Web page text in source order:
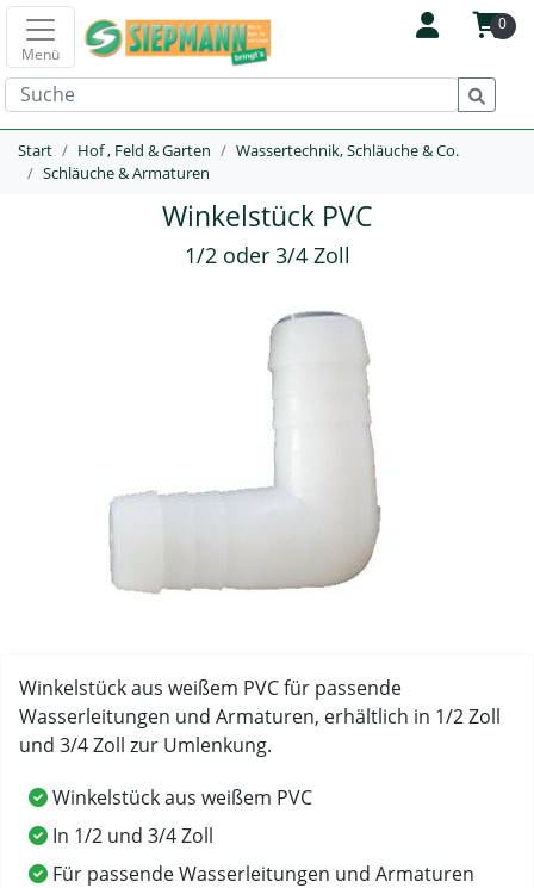
0
Menü
Start Hof , Feld & Garten
Wassertechnik, Schläuche & Co.
Schläuche & Armaturen
Winkelstück PVC
1/2 oder 3/4 Zoll
Winkelstück aus weißem PVC für passende
Wasserleitungen und Armaturen, erhältlich in 1/2 Zoll
und 3/4 Zoll zur Umlenkung.
Winkelstück aus weißem PVC
In 1/2 und 3/4 Zoll
Für passende Wasserleitungen und Armaturen